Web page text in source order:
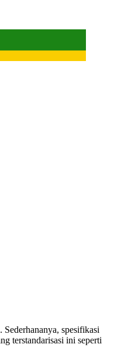
spesifikasi
terstandarisasi ini seperti